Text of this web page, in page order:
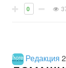
0
Редакция